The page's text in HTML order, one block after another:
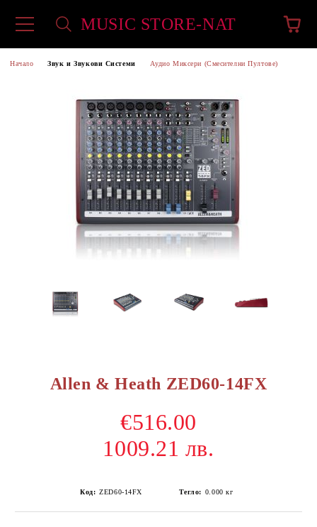
MUSIC STORE-NAT
Начало Звук и Звукови Системи Аудио Миксери (Смесителни Пултове)
Allen & Heath ZED60-14FX
€516.00
1009.21 лв.
Код: ZED60-14FX Тегло: 0.000 кг